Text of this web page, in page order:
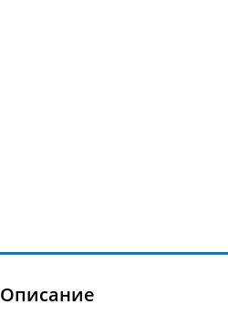
Описание